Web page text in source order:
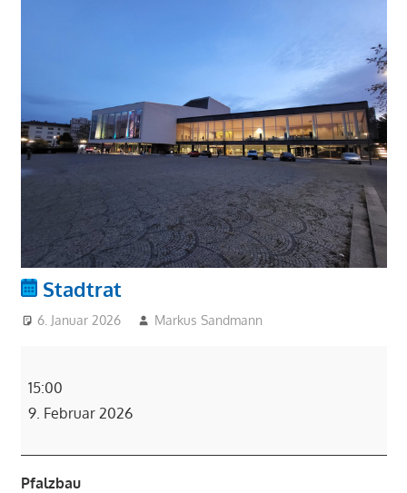
Stadtrat
6. Januar 2026 Markus Sandmann
15:00
9. Februar 2026
Pfalzbau